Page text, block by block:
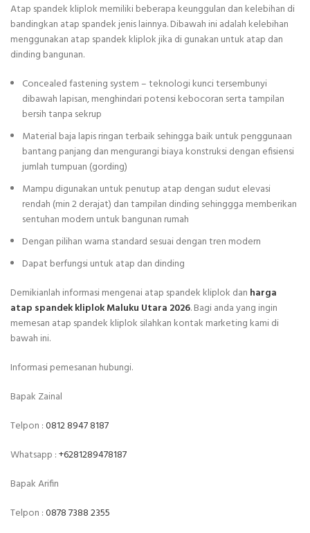
Atap spandek kliplok memiliki beberapa keunggulan dan kelebihan di
bandingkan atap spandek jenis lainnya. Dibawah ini adalah kelebihan
menggunakan atap spandek kliplok jika di gunakan untuk atap dan
dinding bangunan.
Concealed fastening system – teknologi kunci tersembunyi
dibawah lapisan, menghindari potensi kebocoran serta tampilan
bersih tanpa sekrup
Material baja lapis ringan terbaik sehingga baik untuk penggunaan
bantang panjang dan mengurangi biaya konstruksi dengan efisiensi
jumlah tumpuan (gording)
Mampu digunakan untuk penutup atap dengan sudut elevasi
rendah (min 2 derajat) dan tampilan dinding sehinggga memberikan
sentuhan modern untuk bangunan rumah
Dengan pilihan warna standard sesuai dengan tren modern
Dapat berfungsi untuk atap dan dinding
Demikianlah informasi mengenai atap spandek kliplok dan harga
atap spandek kliplok Maluku Utara 2026. Bagi anda yang ingin
memesan atap spandek kliplok silahkan kontak marketing kami di
bawah ini.
Informasi pemesanan hubungi.
Bapak Zainal
Telpon :0812 8947 8187
Whatsapp :+6281289478187
Bapak Arifin
Telpon :0878 7388 2355